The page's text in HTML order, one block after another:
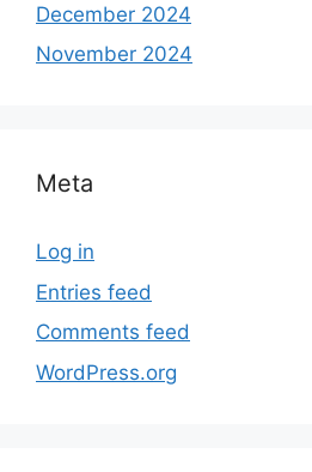
December 2024
November 2024
Meta
Log in
Entries feed
Comments feed
WordPress.org